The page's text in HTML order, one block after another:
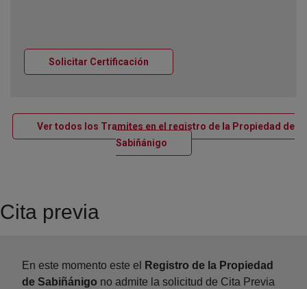
Solicitar Certificación
Ver todos los Tramites en el registro de la Propiedad de
SabiñánigoVentana nueva
Cita previa
En este momento este el
Registro de la Propiedad
de Sabiñánigo no admite la solicitud de Cita Previa